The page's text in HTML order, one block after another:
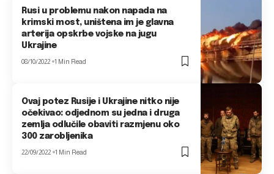
Rusi u problemu nakon napada na
krimski most, uništena im je glavna
arterija opskrbe vojske na jugu
Ukrajine
08/10/2022 1 Min Read
Ovaj potez Rusije i Ukrajine nitko nije
očekivao: odjednom su jedna i druga
zemlja odlučile obaviti razmjenu oko
300 zarobljenika
22/09/2022 1 Min Read